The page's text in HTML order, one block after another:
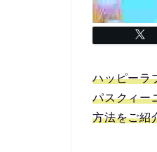
ハッピーラ
パスクィー
方法をご紹